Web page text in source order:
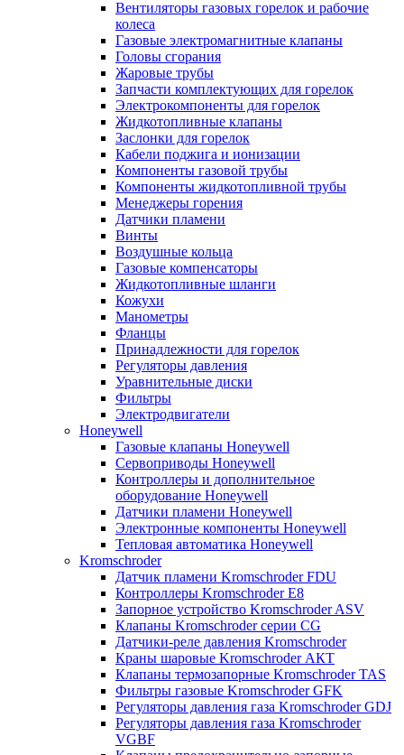
Вентиляторы газовых горелок и рабочие
колеса
Газовые электромагнитные клапаны
Головы сгорания
Жаровые трубы
Запчасти комплектующих для горелок
Электрокомпоненты для горелок
Жидкотопливные клапаны
Заслонки для горелок
Кабели поджига и ионизации
Компоненты газовой трубы
Компоненты жидкотопливной трубы
Менеджеры горения
Датчики пламени
Винты
Воздушные кольца
Газовые компенсаторы
Жидкотопливные шланги
Кожухи
Манометры
Фланцы
Принадлежности для горелок
Регуляторы давления
Уравнительные диски
Фильтры
Электродвигатели
Honeywell
Газовые клапаны Honeywell
Сервоприводы Honeywell
Контроллеры и дополнительное
оборудование Honeywell
Датчики пламени Honeywell
Электронные компоненты Honeywell
Тепловая автоматика Honeywell
Kromschroder
Датчик пламени Kromschroder FDU
Контроллеры Kromschroder E8
Запорное устройство Kromschroder ASV
Клапаны Kromschroder серии CG
Датчики-реле давления Kromschroder
Краны шаровые Kromschroder АКТ
Клапаны термозапорные Kromschroder TAS
Фильтры газовые Kromschroder GFK
Регуляторы давления газа Kromschroder GDJ
Регуляторы давления газа Kromschroder
VGBF